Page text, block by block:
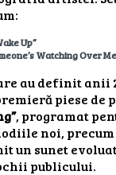
Up”
Watching Over
au definit anii
piese de
, programat
noi, precum
un sunet
publicului.